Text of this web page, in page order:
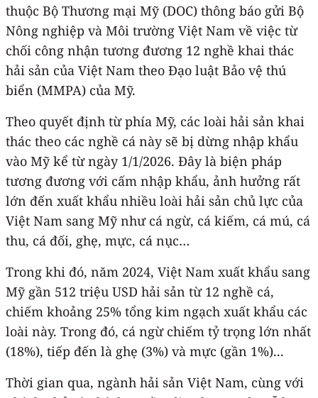
thuộc Bộ Thương mại Mỹ (DOC) thông báo gửi Bộ
Nông nghiệp và Môi trường Việt Nam về việc từ
chối công nhận tương đương 12 nghề khai thác
hải sản của Việt Nam theo Đạo luật Bảo vệ thú
biển (MMPA) của Mỹ.
Theo quyết định từ phía Mỹ, các loài hải sản khai
thác theo các nghề cá này sẽ bị dừng nhập khẩu
vào Mỹ kể từ ngày 1/1/2026. Đây là biện pháp
tương đương với cấm nhập khẩu, ảnh hưởng rất
lớn đến xuất khẩu nhiều loài hải sản chủ lực của
Việt Nam sang Mỹ như cá ngừ, cá kiếm, cá mú, cá
thu, cá đối, ghẹ, mực, cá nục…
Trong khi đó, năm 2024, Việt Nam xuất khẩu sang
Mỹ gần 512 triệu USD hải sản từ 12 nghề cá,
chiếm khoảng 25% tổng kim ngạch xuất khẩu các
loài này. Trong đó, cá ngừ chiếm tỷ trọng lớn nhất
(18%), tiếp đến là ghẹ (3%) và mực (gần 1%)...
Thời gian qua, ngành hải sản Việt Nam, cùng với